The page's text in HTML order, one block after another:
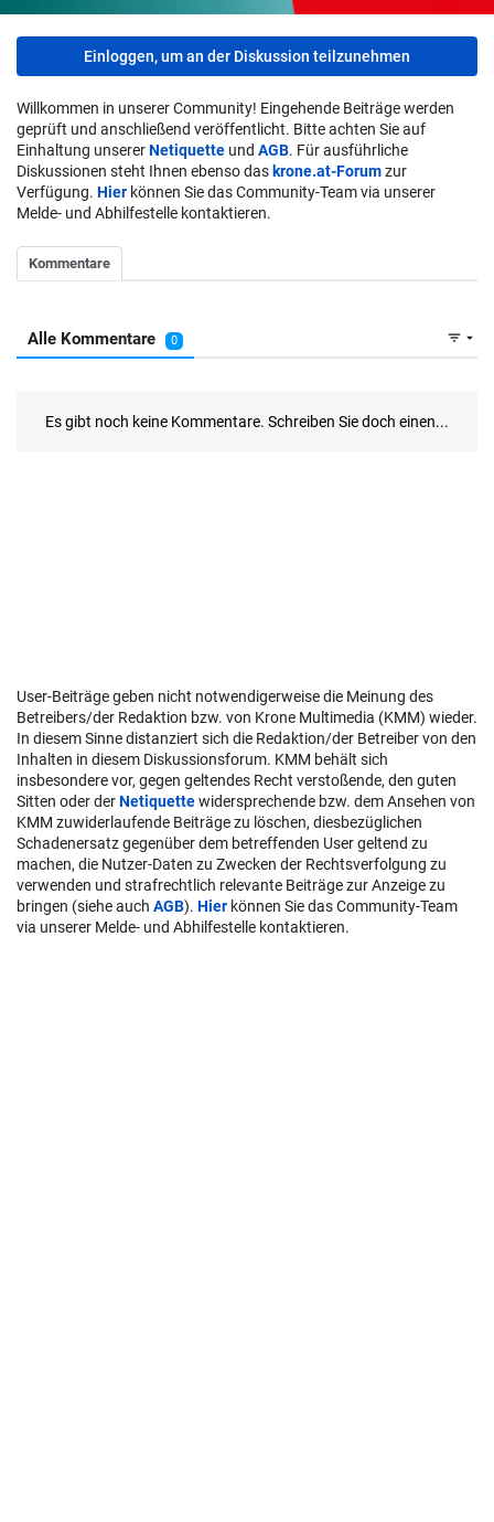
Einloggen, um an der Diskussion teilzunehmen
Willkommen in unserer Community! Eingehende Beiträge werden
geprüft und anschließend veröffentlicht. Bitte achten Sie auf
Einhaltung unsererNetiquette und AGB. Für ausführliche
Diskussionen steht Ihnen ebenso das krone.at-Forumzur
Verfügung. Hier können Sie das Community-Team via unserer
Melde- und Abhilfestelle kontaktieren.
User-Beiträge geben nicht notwendigerweise die Meinung des
Betreibers/der Redaktion bzw. von Krone Multimedia (KMM) wieder.
In diesem Sinne distanziert sich die Redaktion/der Betreiber von den
Inhalten in diesem Diskussionsforum. KMM behält sich
insbesondere vor, gegen geltendes Recht verstoßende, den guten
Sitten oder derNetiquettewidersprechende bzw. dem Ansehen von
KMM zuwiderlaufende Beiträge zu löschen, diesbezüglichen
Schadenersatz gegenüber dem betreffenden User geltend zu
machen, die Nutzer-Daten zu Zwecken der Rechtsverfolgung zu
verwenden und strafrechtlich relevante Beiträge zur Anzeige zu
bringen (siehe auch AGB). Hier können Sie das Community-Team
via unserer Melde- und Abhilfestelle kontaktieren.